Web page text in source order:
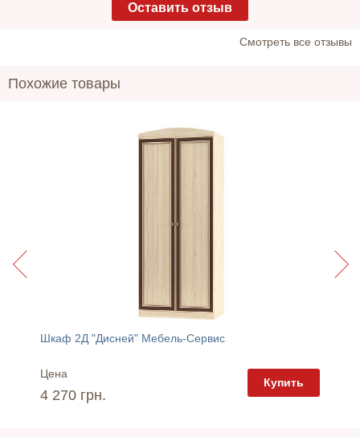
Оставить отзыв
Cмотреть все отзывы
Похожие товары
Шкаф 2Д "Дисней" Мебель-Сервис
Цена
4 270 грн.
Купить